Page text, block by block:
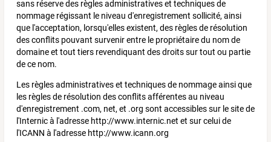
sans réserve des règles administratives et techniques de
nommage régissant le niveau d'enregistrement sollicité, ainsi
que l'acceptation, lorsqu'elles existent, des règles de résolution
des conflits pouvant survenir entre le propriétaire du nom de
domaine et tout tiers revendiquant des droits sur tout ou partie
de ce nom.
Les règles administratives et techniques de nommage ainsi que
les règles de résolution des conflits afférentes au niveau
d'enregistrement .com, net, et .org sont accessibles sur le site de
l'Internic à l'adresse http://www.internic.net et sur celui de
l'ICANN à l'adresse http://www.icann.org